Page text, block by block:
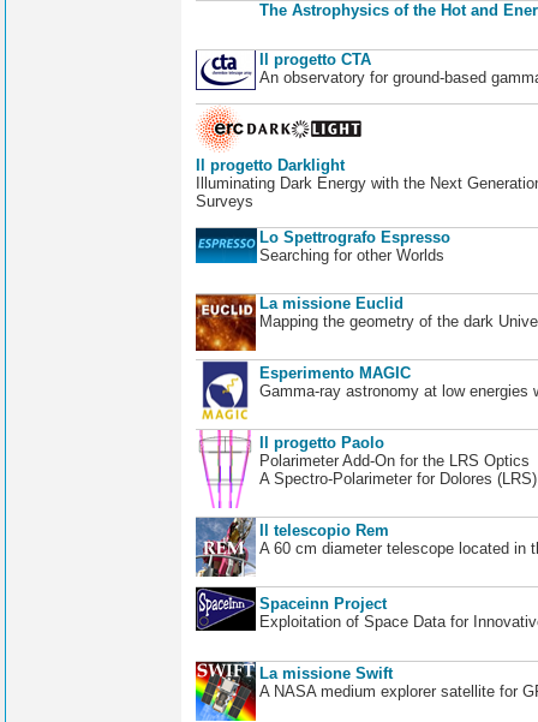
The Astrophysics of the Hot and
Il progetto CTA
An observatory for ground-based
Il progetto Darklight
Illuminating Dark Energy with the Next
Surveys
Lo Spettrografo Espresso
Searching for other Worlds
La missione Euclid
Mapping the geometry of the dark
Esperimento MAGIC
Gamma-ray astronomy at low energies
Il progetto Paolo
Polarimeter Add-On for the LRS Optics
A Spectro-Polarimeter for Dolores
Il telescopio Rem
A 60 cm diameter telescope located in
Spaceinn Project
Exploitation of Space Data for
La missione Swift
A NASA medium explorer satellite for